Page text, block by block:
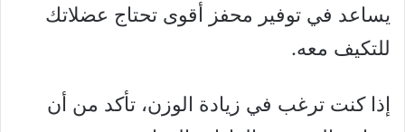
يساعد في توفير محفز أقوى تحتاج عضلاتك
للتكيف معه.
إذا كنت ترغب في زيادة الوزن، تأكد من أن